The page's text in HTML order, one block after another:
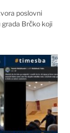
poslovni
grada Brčko koji